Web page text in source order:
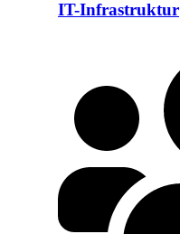
IT-Infrastruktur